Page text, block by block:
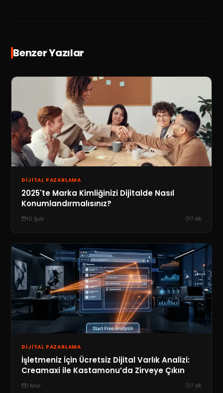
Benzer Yazılar
DIJITAL PAZARLAMA
2025'te Marka Kimliğinizi Dijitalde Nasıl
Konumlandırmalısınız?
10 Şub 7dk
DIJITAL PAZARLAMA
İşletmeniz İçin Ücretsiz Dijital Varlık Analizi:
Creamaxi ile Kastamonu’da Zirveye Çıkın
1 Mar 7dk